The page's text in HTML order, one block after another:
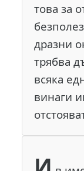
това за
дразни
трябва
всяка
винаги